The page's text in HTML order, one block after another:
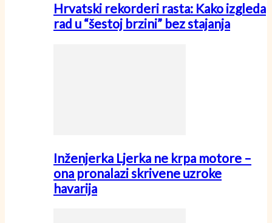
Hrvatski rekorderi rasta: Kako izgleda
rad u “šestoj brzini” bez stajanja
Inženjerka Ljerka ne krpa motore –
ona pronalazi skrivene uzroke
havarija